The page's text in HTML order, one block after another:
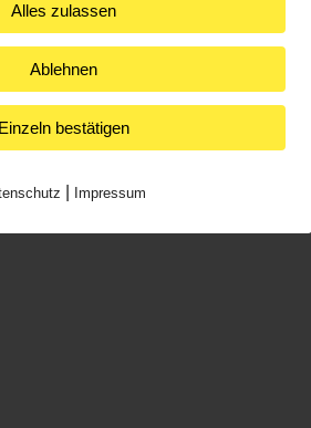
Ihren Besuch!
Alles zulassen
Ablehnen
Einzeln bestätigen
Impressum